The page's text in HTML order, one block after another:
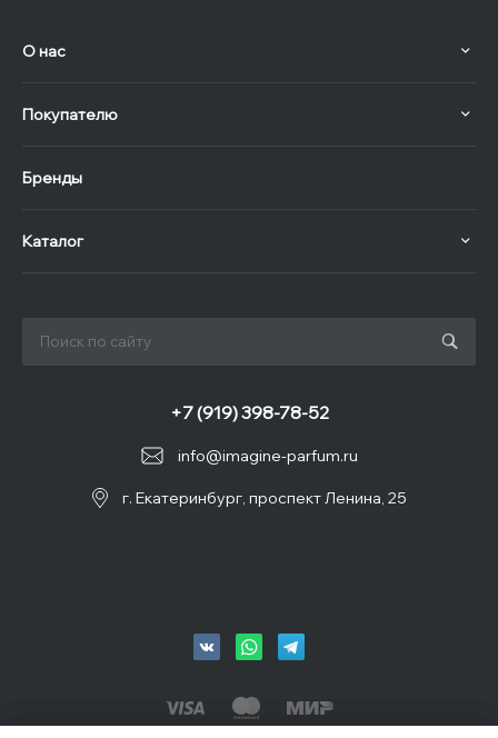
О нас
Покупателю
Бренды
Каталог
info@imagine-parfum.ru
+7 (919) 398-78-52
г. Екатеринбург, проспект Ленина, 25